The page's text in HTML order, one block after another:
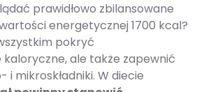
prawidłowo zbilansowane
energetycznej 1700 kcal?
pokryć
ale także zapewnić
i mikroskładniki. W diecie